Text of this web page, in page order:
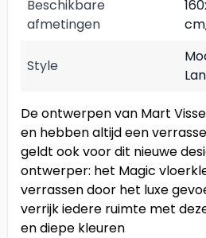
Beschikbare
afmetingen
Style
De ontwerpen van Mart
en hebben altijd een
geldt ook voor dit nieuwe
ontwerper: het Magic
verrassen door het luxe
verrijk iedere ruimte met
en diepe kleuren